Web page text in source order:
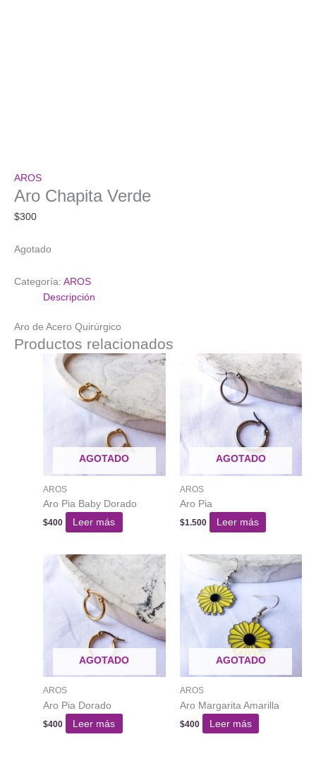
AROS
Aro Chapita Verde
$300
Agotado
Categoría: AROS
Descripción
Aro de Acero Quirúrgico
Productos relacionados
AGOTADO
AROS
Aro Pia Baby Dorado
$400 Leer más
AGOTADO
AROS
Aro Pia
$1.500 Leer más
AGOTADO
AROS
Aro Pia Dorado
$400 Leer más
AGOTADO
AROS
Aro Margarita Amarilla
$400 Leer más